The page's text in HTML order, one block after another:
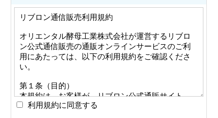
利用規約に同意する